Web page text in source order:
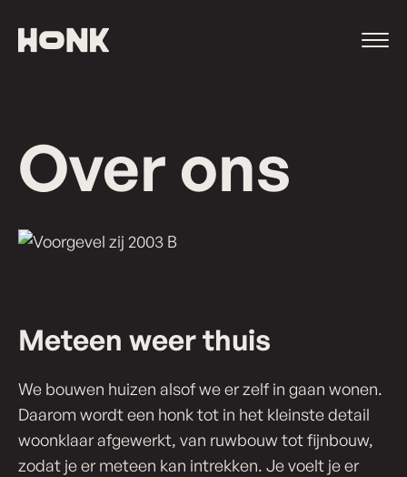
rechtstreeks
naar
deze
website
Over ons
Meteen weer thuis
We bouwen huizen alsof we er zelf in gaan wonen.
Daarom wordt een honk tot in het kleinste detail
woonklaar afgewerkt, van ruwbouw tot fijnbouw,
zodat je er meteen kan intrekken. Je voelt je er